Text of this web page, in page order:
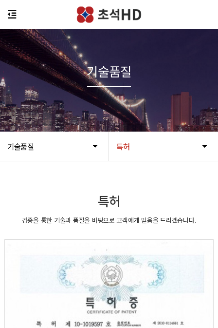
기술품질 특허
기술품질
특허
검증을 통한 기술과 품질을 바탕으로 고객에게 믿음을 드리겠습니다.